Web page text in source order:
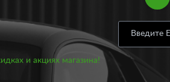
антирадар. Отличный вариант
о соблюдении правил дорожного
выбором.
автомобиля предоставит
является потребление
и акциях магазина!